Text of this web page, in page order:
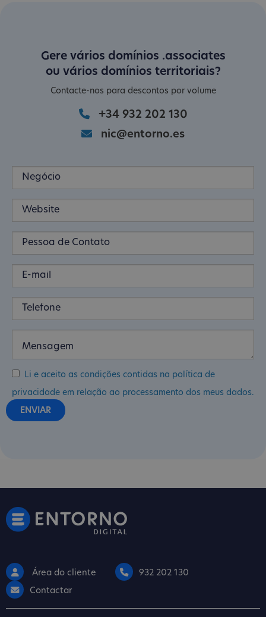
Gere vários domínios .associates
ou vários domínios territoriais?
Contacte-nos para descontos por volume
+34 932 202 130
nic@entorno.es
Li e aceito as condições contidas na política de
privacidade em relação ao processamento dos meus dados.
Área do cliente
932 202 130
Contactar